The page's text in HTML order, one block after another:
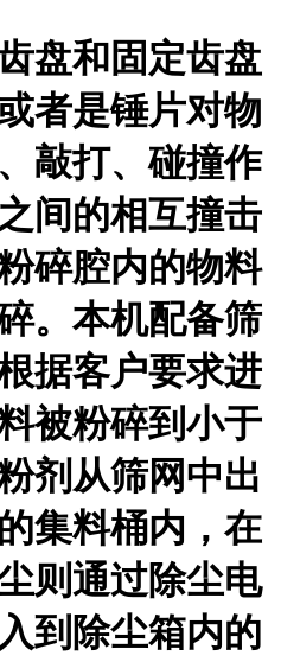
盘和固定齿盘
者是锤片对物
敲打、碰撞作
间的相互撞击
碎腔内的物料
。本机配备筛
据客户要求进
被粉碎到小于
剂从筛网中出
集料桶内，在
则通过除尘电
到除尘箱内的